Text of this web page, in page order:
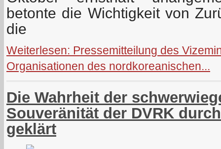
betonte die Wichtigkeit von
die
Weiterlesen: Pressemitteilung des
Organisationen des nordkoreanischen...
Die Wahrheit der
Souveränität der DVRK
geklärt